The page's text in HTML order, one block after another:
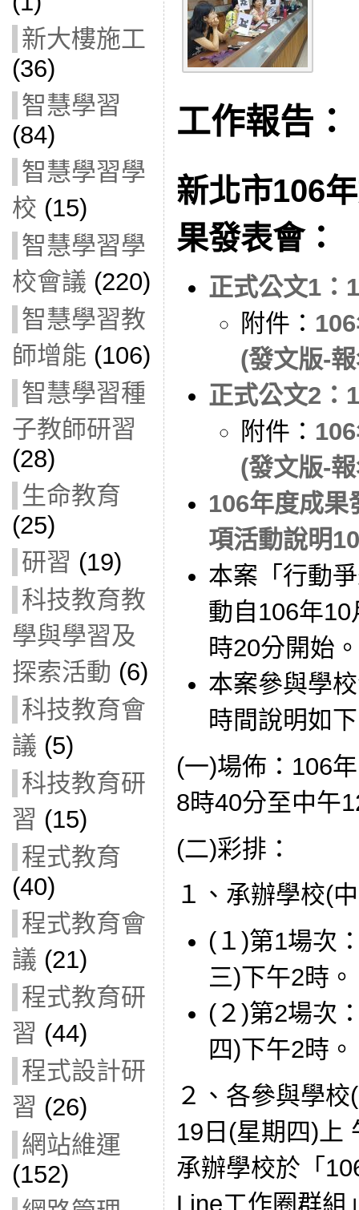
新大樓施工
(36)
智慧學習
(84)
智慧學習學
校 (15)
智慧學習學
校會議 (220)
智慧學習教
師增能 (106)
智慧學習種
子教師研習
(28)
生命教育
(25)
研習 (19)
科技教育教
學與學習及
探索活動 (6)
科技教育會
議 (5)
科技教育研
習 (15)
程式教育
(40)
程式教育會
議 (21)
程式教育研
習 (44)
程式設計研
習 (26)
網站維運
(152)
工作報告：
新北市106
果發表會：
正式公文1：
附件：
(發文版-
正式公文2：
附件：
(發文版-
106年度成果
項活動說明
本案「行動
動自106年
時20分開始。
本案參與學
時間說明如
(一)場佈：106
8時40分至中午
(二)彩排：
１、承辦學校(
(１)第1場次
三)下午2時。
(２)第2場次
四)下午2時。
２、各參與學
19日(星期四)上
承辦學校於「
Line工作圈群組